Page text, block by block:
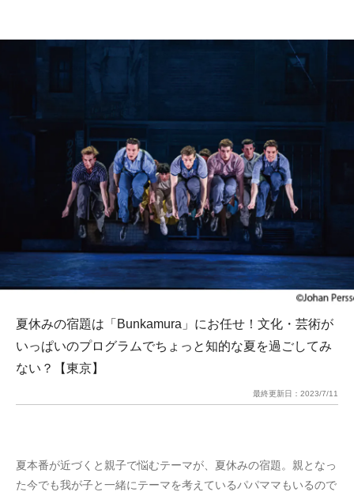
夏休みの宿題は「Bunkamura」にお任せ！文化・芸術が
いっぱいのプログラムでちょっと知的な夏を過ごしてみ
ない？【東京】
最終更新日： 2023/7/11
夏本番が近づくと親子で悩むテーマが、夏休みの宿題。親となっ
た今でも我が子と一緒にテーマを考えているパパママもいるので